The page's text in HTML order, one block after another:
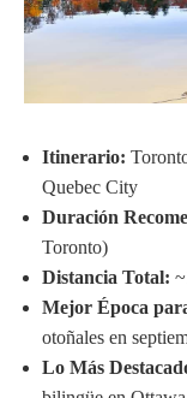
Itinerario:
Quebec City
Duración
Toronto)
Distancia Total:
Mejor Época
otoñales en
Lo Más